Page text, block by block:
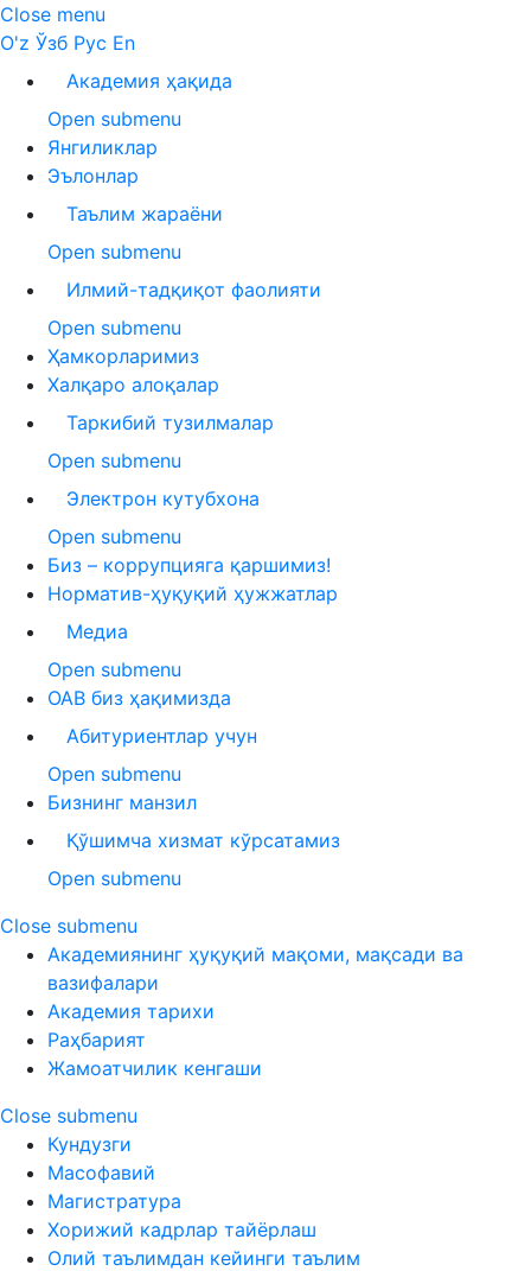
Close menu
O'z Ўзб Рус En
Академия ҳақида
Open submenu
Янгиликлар
Эълонлар
Таълим жараёни
Open submenu
Илмий-тадқиқот фаолияти
Open submenu
Ҳамкорларимиз
Халқаро алоқалар
Таркибий тузилмалар
Open submenu
Электрон кутубхона
Open submenu
Биз – коррупцияга қаршимиз!
Норматив-ҳуқуқий ҳужжатлар
Медиа
Open submenu
ОАВ биз ҳақимизда
Абитуриентлар учун
Open submenu
Бизнинг манзил
Қўшимча хизмат кўрсатамиз
Open submenu
Close submenu
Академиянинг ҳуқуқий мақоми, мақсади ва
вазифалари
Академия тарихи
Раҳбарият
Жамоатчилик кенгаши
Close submenu
Кундузги
Масофавий
Магистратура
Хорижий кадрлар тайёрлаш
Олий таълимдан кейинги таълим